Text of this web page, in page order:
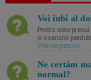
Voi iubi al
Pentru mine primul
și o sarcină
Vezi raspunsuri
Ne certăm
normal?